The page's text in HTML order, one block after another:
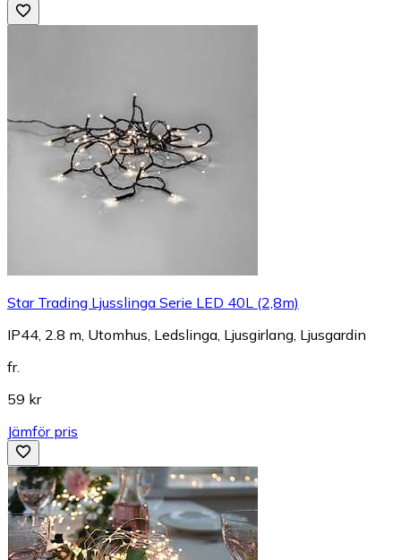
Star Trading Ljusslinga Serie LED 40L (2,8m)
IP44, 2.8 m, Utomhus, Ledslinga, Ljusgirlang, Ljusgardin
fr.
59 kr
Jämför pris